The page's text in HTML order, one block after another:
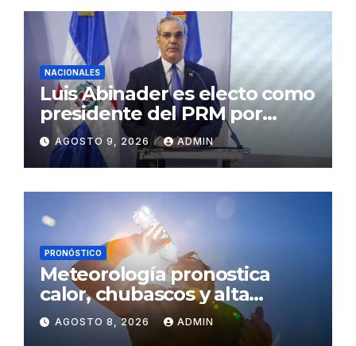
NACIONALES
Luis Abinader es electo como
presidente del PRM por
cuatro años
AGOSTO 9, 2026 ADMIN
PRONÓSTICO
Meteorología pronostica
calor, chubascos y alta
concentración de polvo del
Sahara para este sábado
AGOSTO 8, 2026 ADMIN